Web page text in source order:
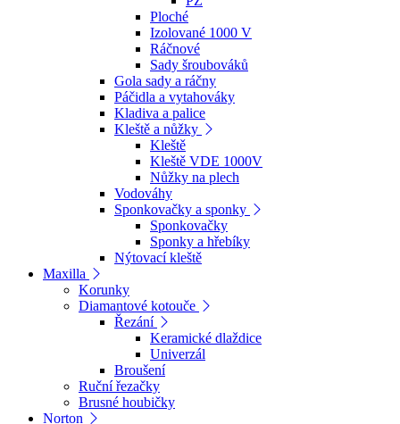
Ploché
Izolované 1000 V
Ráčnové
Sady šroubováků
Gola sady a ráčny
Páčidla a vytahováky
Kladiva a palice
Kleště a nůžky
Kleště
Kleště VDE 1000V
Nůžky na plech
Vodováhy
Sponkovačky a sponky
Sponkovačky
Sponky a hřebíky
Nýtovací kleště
Maxilla
Korunky
Diamantové kotouče
Řezání
Keramické dlaždice
Univerzál
Broušení
Ruční řezačky
Brusné houbičky
Norton